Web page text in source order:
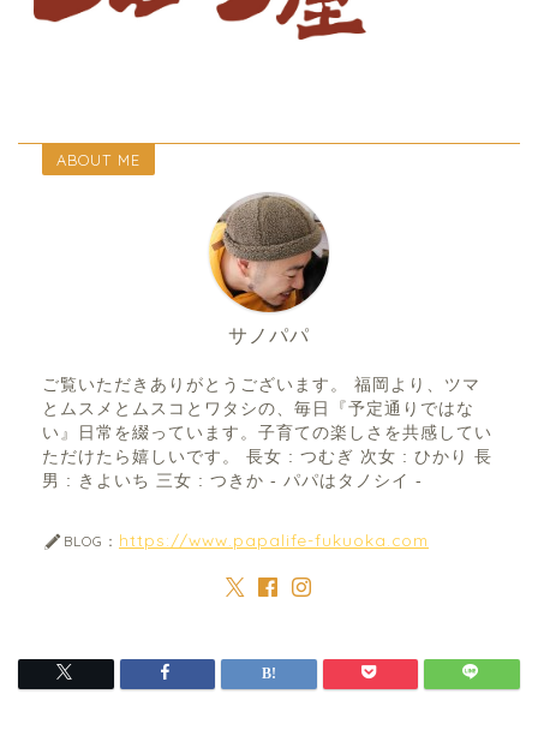
ABOUT ME
サノパパ
ご覧いただきありがとうございます。 福岡より、ツマ
とムスメとムスコとワタシの、毎日『予定通りではな
い』日常を綴っています。子育ての楽しさを共感してい
ただけたら嬉しいです。 長女 : つむぎ 次女 : ひかり 長
男 : きよいち 三女 : つきか - パパはタノシイ -
BLOG： https://www.papalife-fukuoka.com